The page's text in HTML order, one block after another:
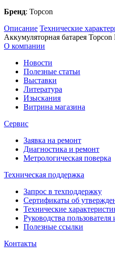
Бренд: Topcon
Описание Технические
Аккумуляторная батарея
О компании
Новости
Полезные статьи
Выставки
Литература
Изыскания
Витрина магазина
Сервис
Заявка на ремонт
Диагностика и ремонт
Метрологическая поверка
Техническая поддержка
Запрос в техподдержку
Сертификаты об
Технические
Руководства
Полезные ссылки
Контакты